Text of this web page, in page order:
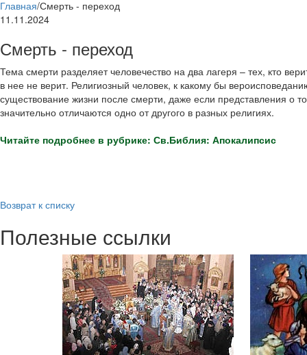
Главная/Смерть - переход
11.11.2024
Смерть - переход
Тема смерти разделяет человечество на два лагеря – тех, кто
в нее не верит. Религиозный человек, к какому бы
существование жизни после смерти, даже если представления о
значительно отличаются одно от другого в разных религиях.
Читайте подробнее в рубрике: Св.Библия: Апокалипсис
Возврат к списку
Полезные ссылки